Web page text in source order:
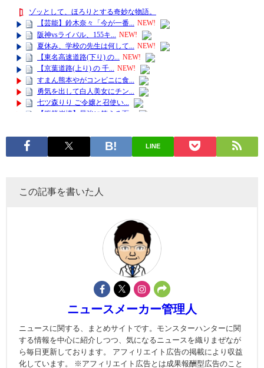
LINE
この記事を書いた人
ニュースメーカー管理人
ニュースに関する、まとめサイトです。モンスターハンターに関
する情報を中心に紹介しつつ、気になるニュースを織りまぜなが
ら毎日更新しております。 アフィリエイト広告の掲載により収益
化しています。 ※アフィリエイト広告とは成果報酬型広告のこと